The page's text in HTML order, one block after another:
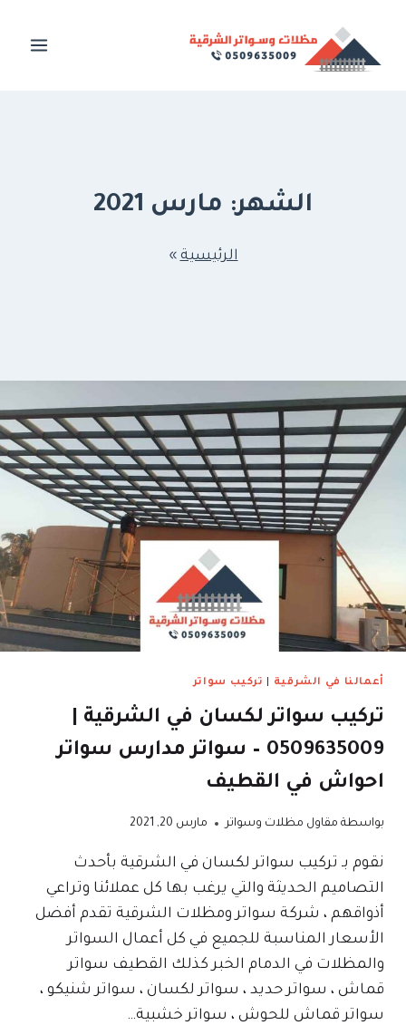
المحتوى
الشهر: مارس 2021
الرئيسية »
أعمالنا في الشرقية تركيب سواتر
تركيب سواتر لكسان في الشرقية |
0509635009 – سواتر مدارس سواتر
احواش في القطيف
بواسطة مقاول مظلات وسواتر مارس 20, 2021
نقوم بـ تركيب سواتر لكسان في الشرقية بأحدث
التصاميم الحديثة والتي يرغب بها كل عملائنا وتراعي
أذواقهم ، شركة سواتر ومظلات الشرقية تقدم أفضل
الأسعار المناسبة للجميع في كل أعمال السواتر
والمظلات في الدمام الخبر كذلك القطيف سواتر
قماش ، سواتر حديد ، سواتر لكسان ، سواتر شنيكو ،
سواتر قماش للحوش ، سواتر خشبية…